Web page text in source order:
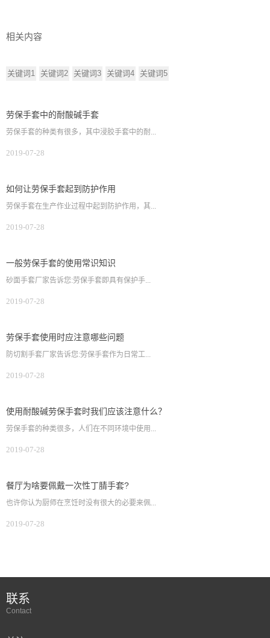
相关内容
关键词1 关键词2 关键词3 关键词4 关键词5
劳保手套中的耐酸碱手套
劳保手套的种类有很多，其中浸胶手套中的耐...
2019-07-28
如何让劳保手套起到防护作用
劳保手套在生产作业过程中起到防护作用，其...
2019-07-28
一般劳保手套的使用常识知识
砂面手套厂家告诉您:劳保手套即具有保护手...
2019-07-28
劳保手套使用时应注意哪些问题
防切割手套厂家告诉您:劳保手套作为日常工...
2019-07-28
使用耐酸碱劳保手套时我们应该注意什么？
劳保手套的种类很多，人们在不同环境中使用...
2019-07-28
餐厅为啥要佩戴一次性丁腈手套?
也许你认为厨师在烹饪时没有很大的必要来佩...
2019-07-28
联系
Contact